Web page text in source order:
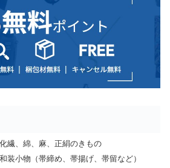
化繊、綿、麻、正絹のきもの
和装小物（帯締め、帯揚げ、帯留など）